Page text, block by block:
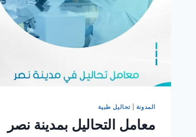
المدونة تحاليل طبية
معامل التحاليل بمدينة نصر